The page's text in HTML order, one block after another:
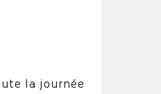
la journée